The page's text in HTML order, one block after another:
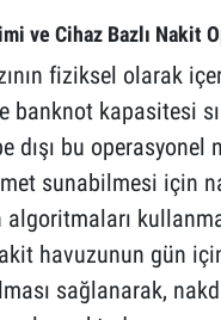
ve Cihaz Bazlı Nakit
fiziksel olarak
banknot kapasitesi
dışı bu operasyonel
sunabilmesi için
havuzunun gün
sağlanarak,